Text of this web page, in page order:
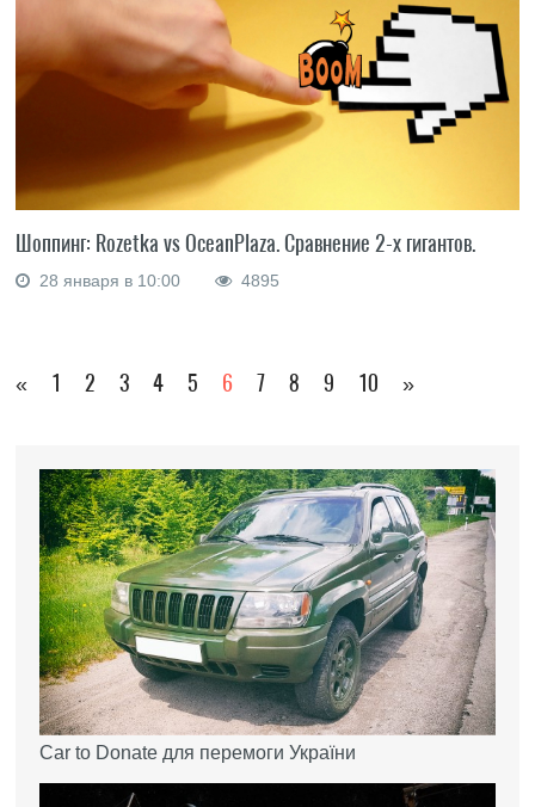
Шоппинг: Rozetka vs OceanPlaza. Сравнение 2-х гигантов.
28 января в 10:00 4895
« 1 2 3 4 5 6 7 8 9 10 »
Car to Donate для перемоги України